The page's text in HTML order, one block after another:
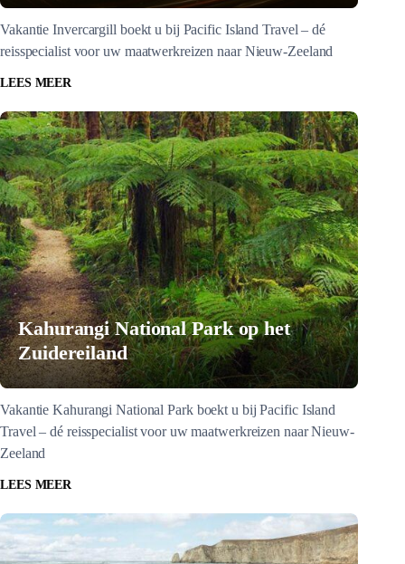
Vakantie Invercargill boekt u bij Pacific Island Travel – dé
reisspecialist voor uw maatwerkreizen naar Nieuw-Zeeland
LEES MEER
Kahurangi National Park op het
Zuidereiland
Vakantie Kahurangi National Park boekt u bij Pacific Island
Travel – dé reisspecialist voor uw maatwerkreizen naar Nieuw-
Zeeland
LEES MEER